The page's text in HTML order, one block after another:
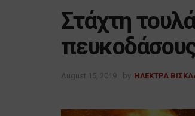
Στάχτη
August 15, 2019 by ΗΛΕΚΤΡΑ